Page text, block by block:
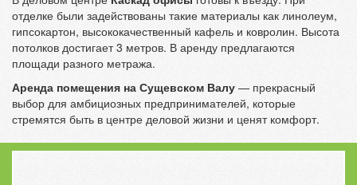
отделке были задействованы такие материалы как линолеум,
гипсокартон, высококачественный кафель и ковролин. Высота
потолков достигает 3 метров. В аренду предлагаются
площади разного метража.
Аренда помещения на Сущевском Валу — прекрасный
выбор для амбициозных предпринимателей, которые
стремятся быть в центре деловой жизни и ценят комфорт.